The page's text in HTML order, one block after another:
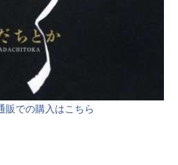
台の主役に!!もちろん16SPECIA
も置ける!!自由にシールを
てステ...
販での購入はこちら